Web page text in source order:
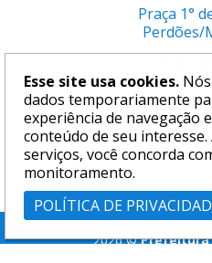
Praça 1°
Perdões/
E-mail:
2026 ©Prefeitura
Esse site usa cookies.
dados temporariamente
experiência de navegação
conteúdo de seu
serviços, você concorda
monitoramento.
POLÍTICA DE